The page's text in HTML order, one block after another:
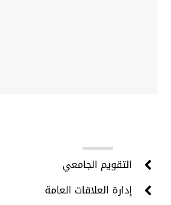
التقويم الجامعي
إدارة العلاقات العامة